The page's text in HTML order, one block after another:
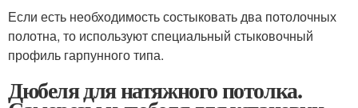
Если есть необходимость состыковать два потолочных
полотна, то используют специальный стыковочный
профиль гарпунного типа.
Дюбеля для натяжного потолка.